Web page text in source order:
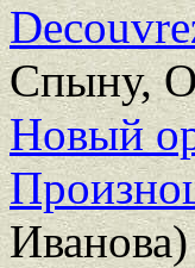
Спыну,
Новый
Иванова)